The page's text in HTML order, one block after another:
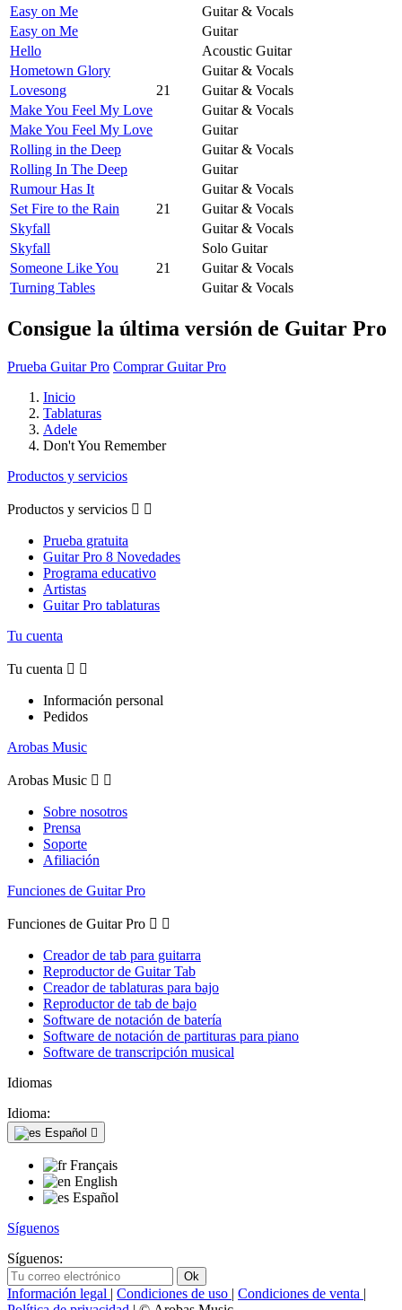
Easy on Me
Guitar & Vocals
Easy on Me
Guitar
Hello
Acoustic Guitar
Hometown Glory
Guitar & Vocals
Lovesong
21
Guitar & Vocals
Make You Feel My Love
Guitar & Vocals
Make You Feel My Love
Guitar
Rolling in the Deep
Guitar & Vocals
Rolling In The Deep
Guitar
Rumour Has It
Guitar & Vocals
Set Fire to the Rain
21
Guitar & Vocals
Skyfall
Guitar & Vocals
Skyfall
Solo Guitar
Someone Like You
21
Guitar & Vocals
Turning Tables
Guitar & Vocals
Consigue la última versión de Guitar Pro
Prueba Guitar Pro Comprar Guitar Pro
Inicio
Tablaturas
Adele
Don't You Remember
Productos y servicios
Productos y servicios  
Prueba gratuita
Guitar Pro 8 Novedades
Programa educativo
Artistas
Guitar Pro tablaturas
Tu cuenta
Tu cuenta  
Información personal
Pedidos
Arobas Music
Arobas Music  
Sobre nosotros
Prensa
Soporte
Afiliación
Funciones de Guitar Pro
Funciones de Guitar Pro  
Creador de tab para guitarra
Reproductor de Guitar Tab
Creador de tablaturas para bajo
Reproductor de tab de bajo
Software de notación de batería
Software de notación de partituras para piano
Software de transcripción musical
Idiomas
Idioma:
Español 
Français
English
Español
Síguenos
Síguenos:
Información legal | Condiciones de uso | Condiciones de venta |